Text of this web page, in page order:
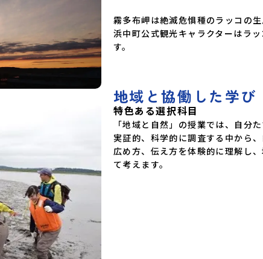
霧多布岬は絶滅危惧種のラッコの生
浜中町公式観光キャラクターはラ
地域と協働した学び
特色ある選択科目
「地域と自然」の授業では、自分
実証的、科学的に調査する中から
広め方、伝え方を体験的に理解し
て考えます。